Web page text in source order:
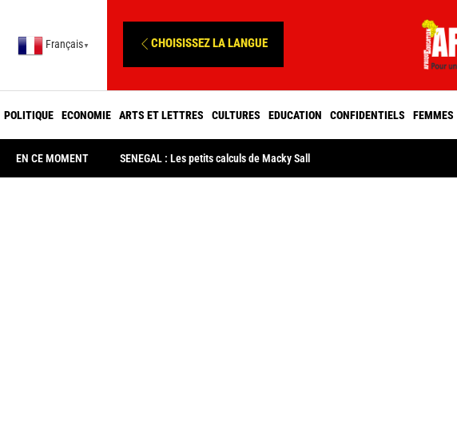
Français ▼ CHOISISSEZ LA LANGUE
POLITIQUE ECONOMIE ARTS ET LETTRES CULTURES EDUCATION CONFIDENTIELS FEMMES
EN CE MOMENT SENEGAL : Les petits calculs de Macky Sall